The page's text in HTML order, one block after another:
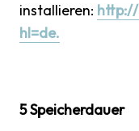
installieren:
hl=de.
5 Speicherdauer